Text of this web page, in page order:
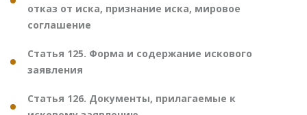
отказ от иска, признание иска, мировое
соглашение
Статья 125. Форма и содержание искового
заявления
Статья 126. Документы, прилагаемые к